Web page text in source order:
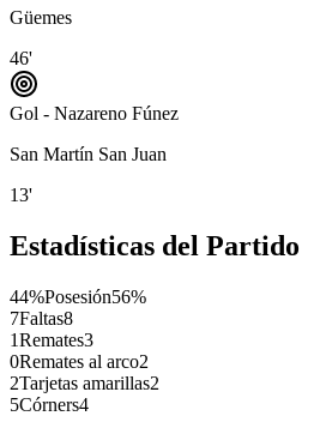
Güemes
46'
Gol - Nazareno Fúnez
San Martín San Juan
13'
Estadísticas del Partido
44%Posesión56%
7Faltas8
1Remates3
0Remates al arco2
2Tarjetas amarillas2
5Córners4